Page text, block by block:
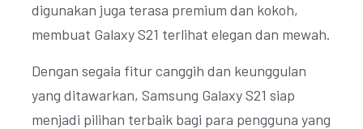
digunakan juga terasa premium dan kokoh,
membuat Galaxy S21 terlihat elegan dan mewah.
Dengan segala fitur canggih dan keunggulan
yang ditawarkan, Samsung Galaxy S21 siap
menjadi pilihan terbaik bagi para pengguna yang